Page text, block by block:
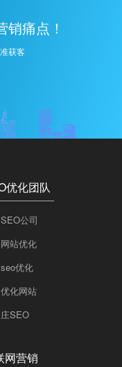
痛点！
获客
优化团队
公司
站优化
优化
化网站
SEO
网营销